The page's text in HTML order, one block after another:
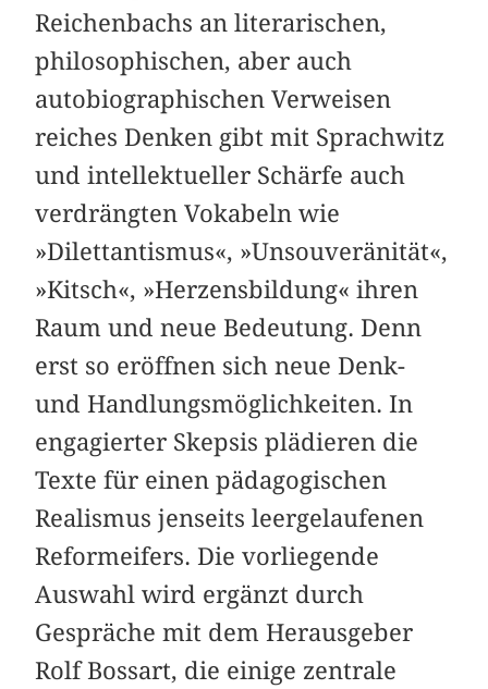
Reichenbachs an literarischen,
philosophischen, aber auch
autobiographischen Ver­weisen
reiches Denken gibt mit Sprachwitz
und intellektueller Schärfe auch
verdrängten Vokabeln wie
»Dilettantismus«, »Unsouveränität«,
»Kitsch«, »Herzensbildung« ihren
Raum und neue Bedeutung. Denn
erst so eröffnen sich neue Denk-
und Handlungsmöglichkeiten. In
engagierter Skepsis plädieren die
Texte für einen pädagogischen
Realismus jenseits leergelaufenen
Reformeifers. Die vorliegende
Auswahl wird ergänzt durch
Gespräche mit dem Herausgeber
Rolf Bossart, die einige zentrale